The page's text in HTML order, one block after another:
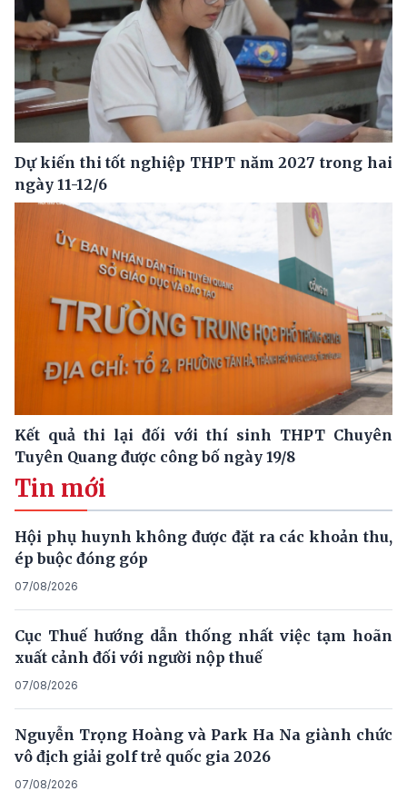
Dự kiến thi tốt nghiệp THPT năm 2027 trong hai
ngày 11-12/6
Kết quả thi lại đối với thí sinh THPT Chuyên
Tuyên Quang được công bố ngày 19/8
Tin mới
Hội phụ huynh không được đặt ra các khoản thu,
ép buộc đóng góp
07/08/2026
Cục Thuế hướng dẫn thống nhất việc tạm hoãn
xuất cảnh đối với người nộp thuế
07/08/2026
Nguyễn Trọng Hoàng và Park Ha Na giành chức
vô địch giải golf trẻ quốc gia 2026
07/08/2026